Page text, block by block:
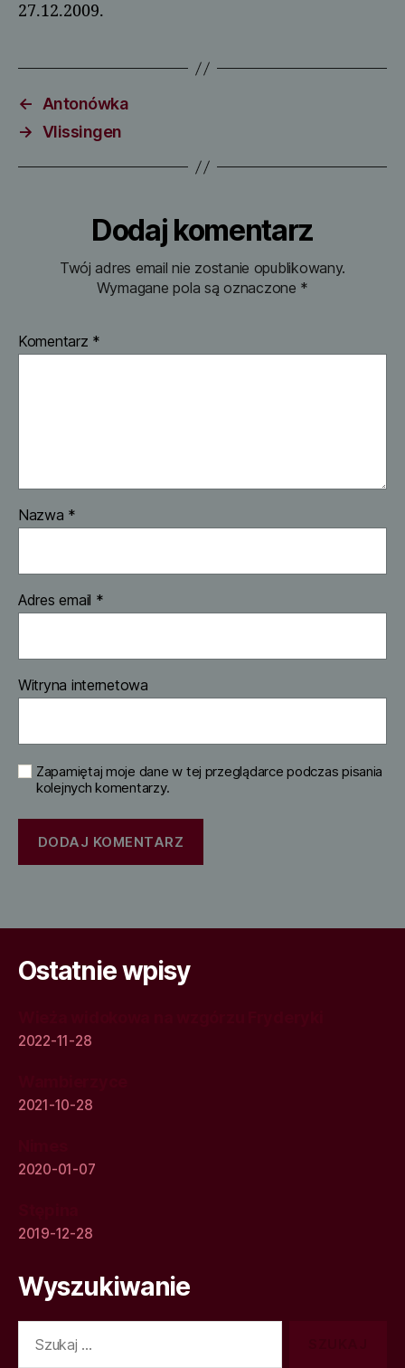
27.12.2009.
←
Antonówka
→ Vlissingen
Dodaj komentarz
Twój adres email nie zostanie opublikowany.
Wymagane pola są oznaczone *
Komentarz *
Nazwa *
Adres email *
Witryna internetowa
Zapamiętaj moje dane w tej przeglądarce podczas pisania
kolejnych komentarzy.
Ostatnie wpisy
2022-11-28
2021-10-28
2020-01-07
2019-12-28
Wyszukiwanie